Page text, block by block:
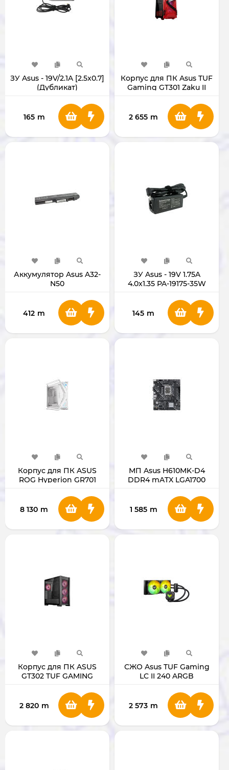
ЗУ Asus - 19V/2.1A [2.5x0.7]
(Дубликат)
165 m
Корпус для ПК Asus TUF
Gaming GT301 Zaku II
2 655 m
Аккумулятор Asus A32-
N50
412 m
ЗУ Asus - 19V 1.75A
4.0x1.35 PA-19175-35W
145 m
Корпус для ПК ASUS
ROG Hyperion GR701
8 130 m
МП Asus H610MK-D4
DDR4 mATX LGA1700
1 585 m
Корпус для ПК ASUS
GT302 TUF GAMING
2 820 m
СЖО Asus TUF Gaming
LC II 240 ARGB
2 573 m